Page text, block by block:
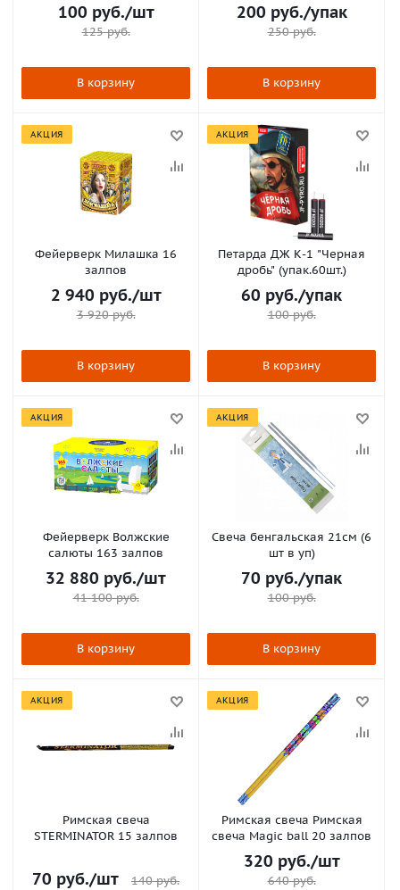
100 руб./шт
125руб.
В корзину
200 руб./упак
250руб.
В корзину
АКЦИЯ
Фейерверк Милашка 16
залпов
2 940 руб./шт
3 920руб.
В корзину
АКЦИЯ
Петарда ДЖ К-1 "Черная
дробь" (упак.60шт.)
60 руб./упак
100руб.
В корзину
АКЦИЯ
Фейерверк Волжские
салюты 163 залпов
32 880 руб./шт
41 100руб.
В корзину
АКЦИЯ
Свеча бенгальская 21см (6
шт в уп)
70 руб./упак
100руб.
В корзину
АКЦИЯ
Римская свеча
STERMINATOR 15 залпов
70 руб./шт 140руб.
АКЦИЯ
Римская свеча Римская
свеча Magic ball 20 залпов
320 руб./шт
640руб.